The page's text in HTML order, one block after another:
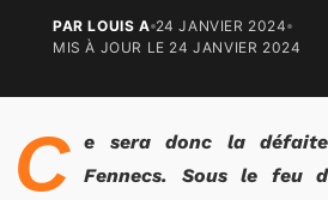
PAR LOUIS A 24 JANVIER 2024
MIS À JOUR LE 24 JANVIER 2024
C
e sera donc la
Fennecs. Sous le feu